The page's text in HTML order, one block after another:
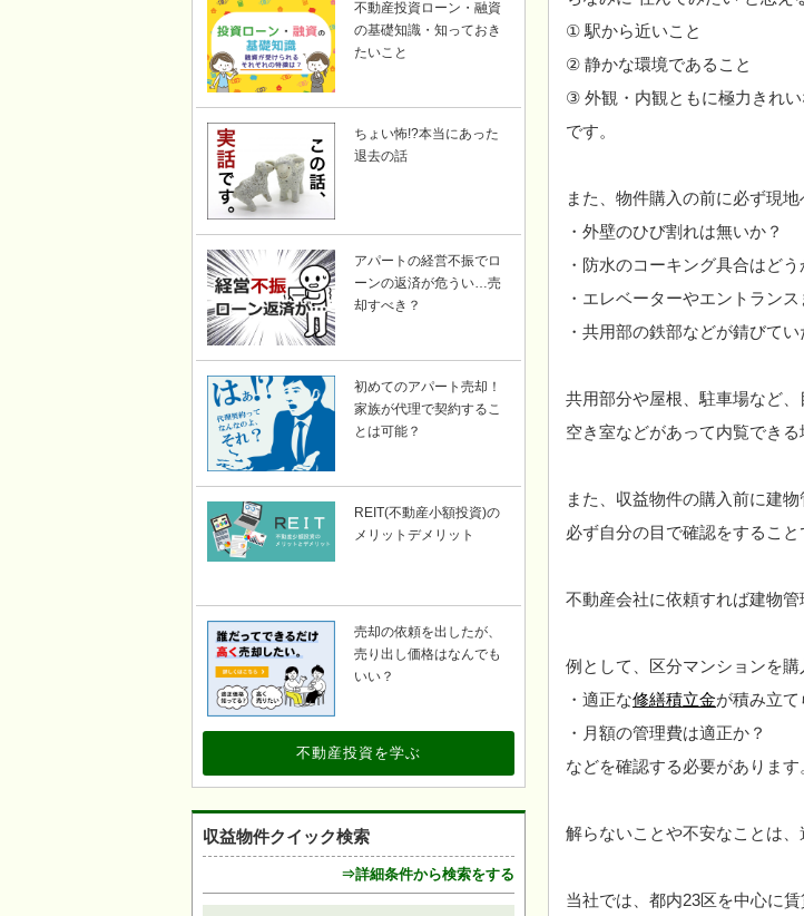
① 駅から近いこと
② 静かな環境であること
③ 外観・内観ともに極力きれ
です。
また、物件購入の前に必ず現
・外壁のひび割れは無いか？
・防水のコーキング具合はどう
・エレベーターやエントラン
・共用部の鉄部などが錆びて
共用部分や屋根、駐車場など、
空き室などがあって内覧でき
また、収益物件の購入前に建
必ず自分の目で確認をすること
不動産会社に依頼すれば建物
例として、区分マンションを購
・適正な修繕積立金が積み立て
・月額の管理費は適正か？
などを確認する必要があります
解らないことや不安なことは、
当社では、都内23区を中心に
ロク）
不動産投資ローン・融資
の基礎知識・知っておき
たいこと
ちょい怖!?本当にあった
退去の話
アパートの経営不振でロ
ーンの返済が危うい…売
却すべき？
初めてのアパート売却！
家族が代理で契約するこ
とは可能？
REIT(不動産小額投資)の
メリットデメリット
売却の依頼を出したが、
売り出し価格はなんでも
いい？
不動産投資を学ぶ
収益物件クイック検索
⇒詳細条件から検索をする